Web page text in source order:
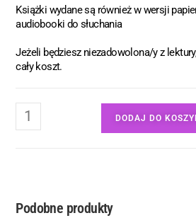
Książki wydane są również w wersji
audiobooki do słuchania
Jeżeli będziesz niezadowolona/y z
cały koszt.
DODAJ DO
Podobne produkty